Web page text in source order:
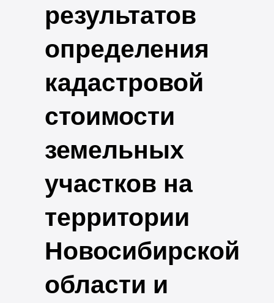
результатов
определения
кадастровой
стоимости
земельных
участков на
территории
Новосибирской
области и